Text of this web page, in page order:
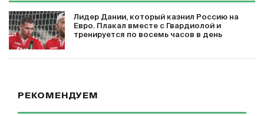
Лидер Дании, который казнил Россию на
Евро. Плакал вместе с Гвардиолой и
тренируется по восемь часов в день
РЕКОМЕНДУЕМ